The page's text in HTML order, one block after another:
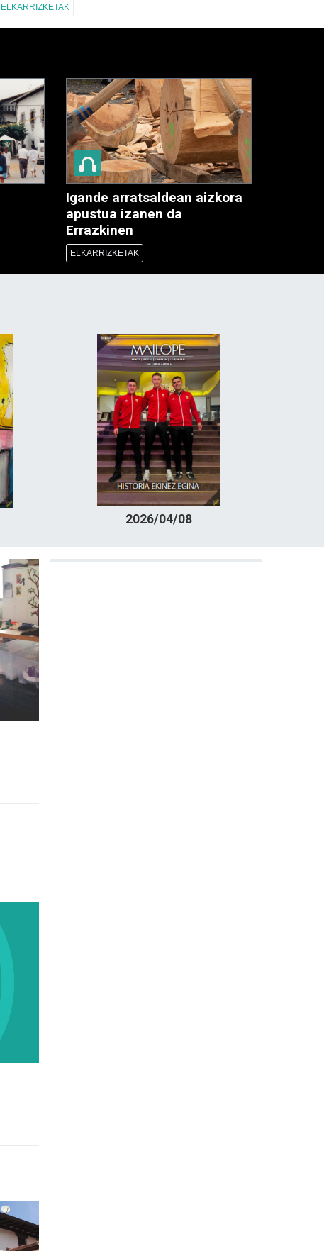
ELKARRIZKETAK
Igande arratsaldean aizkora
apustua izanen da
Errazkinen
ELKARRIZKETAK
2026/04/08